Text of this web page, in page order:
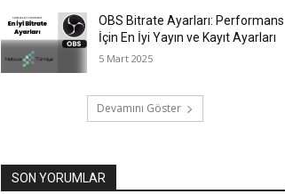
OBS Bitrate Ayarları: Performans
İçin En İyi Yayın ve Kayıt Ayarları
5 Mart 2025
Devamını Göster
SON YORUMLAR